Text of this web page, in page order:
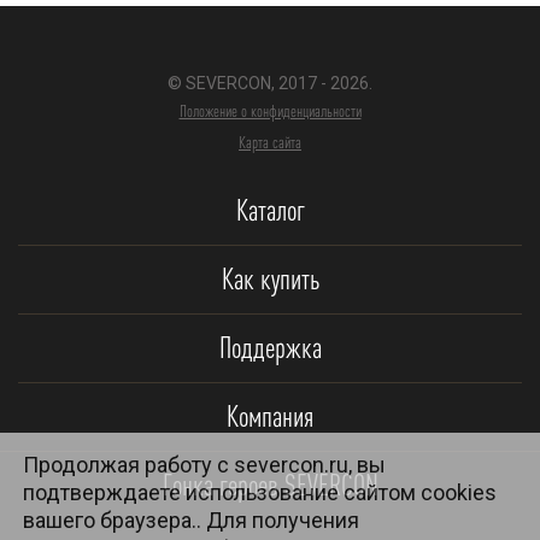
© SEVERCON, 2017 - 2026.
Положение о конфиденциальности
Карта сайта
Каталог
Как купить
Поддержка
Компания
Гонка героев SEVERCON
Продолжая работу с severcon.ru, вы
подтверждаете использование сайтом cookies
вашего браузера.. Для получения